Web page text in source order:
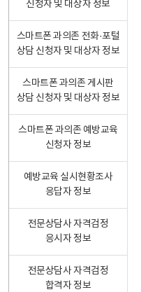
신청자 및 대상자 정보
스마트폰 과의존 전화·포털
상담 신청자 및 대상자 정보
스마트폰 과의존 게시판
상담 신청자 및 대상자 정보
스마트폰 과의존 예방교육
신청자 정보
예방교육 실시현황조사
응답자 정보
전문상담사 자격검정
응시자 정보
전문상담사 자격검정
합격자 정보